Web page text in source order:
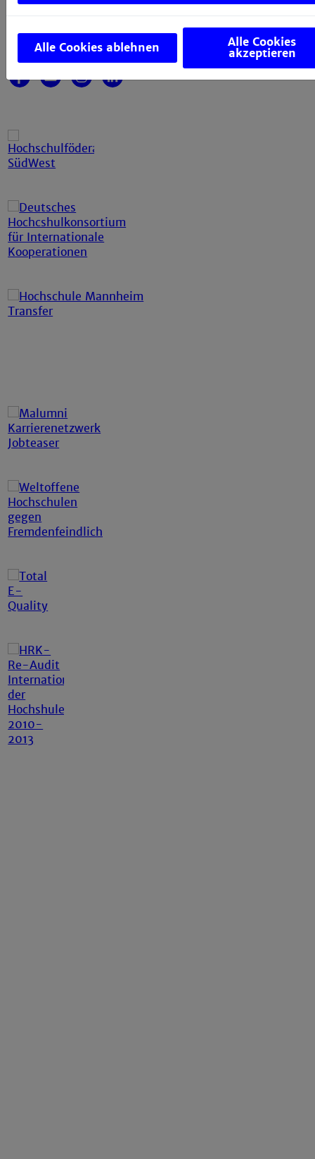
Social Media
Alle Cookies ablehnen Alle Cookies
akzeptieren